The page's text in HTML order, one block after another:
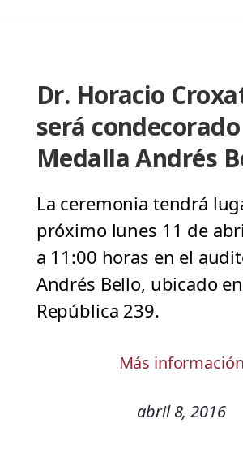
Dr. Horacio
será
Medalla Andrés
La ceremonia tendrá
próximo lunes 11 de
a 11:00 horas en el
Andrés Bello, ubicado en
República 239.
Más información
abril 8, 2016